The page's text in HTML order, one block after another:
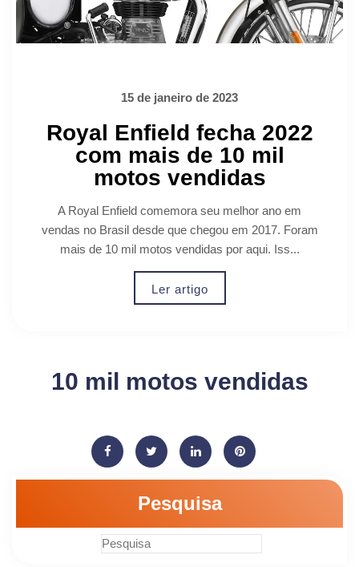
15 de janeiro de 2023
Royal Enfield fecha 2022
com mais de 10 mil
motos vendidas
A Royal Enfield comemora seu melhor ano em
vendas no Brasil desde que chegou em 2017. Foram
mais de 10 mil motos vendidas por aqui. Iss...
Ler artigo
10 mil motos vendidas
Pesquisa